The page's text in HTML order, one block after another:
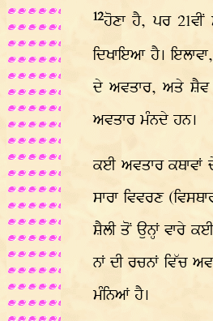
12ਹੋਣਾ ਹੈ, ਪਰ
ਦਿਖਾਇਆ ਹੈ।
ਦੇ ਅਵਤਾਰ, ਅਤੇ ਸ਼ੈਵ
ਅਵਤਾਰ ਮੰਨਦੇ ਹਨ।
ਕਈ ਅਵਤਾਰ ਕਥਾਵਾਂ
ਸਾਰਾ ਵਿਵਰਣ
ਸ਼ੈਲੀ ਤੋਂ ਉਨ੍ਹਾਂ ਵਾਰੇ
ਨਾਂ ਦੀ ਰਚਨਾਂ ਵਿੱਚ
ਮੰਨਿਆਂ ਹੈ।